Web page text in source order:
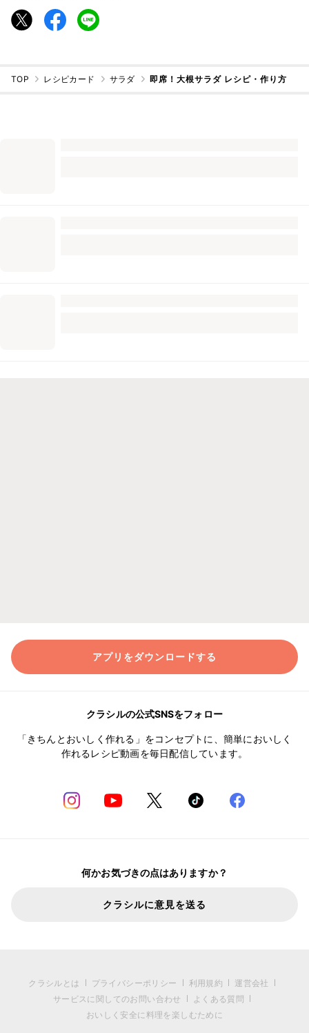
TOP レシピカード サラダ 即席！大根サラダ レシピ・作り方
アプリをダウンロードする
クラシルの公式SNSをフォロー
「きちんとおいしく作れる」をコンセプトに、簡単においしく
作れるレシピ動画を毎日配信しています。
何かお気づきの点はありますか？
クラシルに意見を送る
クラシルとは プライバシーポリシー 利用規約
運営会社
サービスに関してのお問い合わせ
よくある質問
おいしく安全に料理を楽しむために